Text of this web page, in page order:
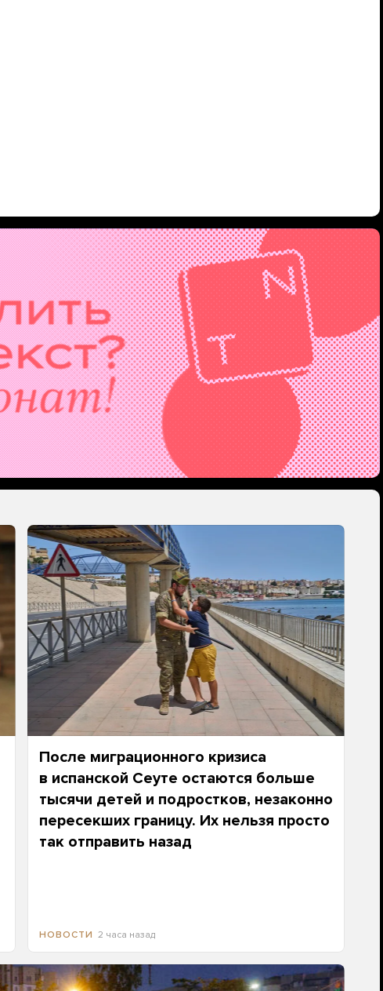
После миграционного кризиса
в испанской Сеуте остаются больше
тысячи детей и подростков, незаконно
пересекших границу. Их нельзя просто
так отправить назад
НОВОСТИ 2 часа назад